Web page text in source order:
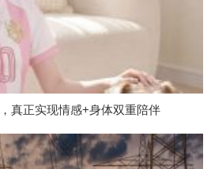
真正实现情感+身体双重陪伴